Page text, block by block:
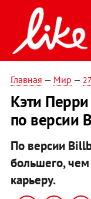
Главная — Мир —
Кэти
по версии
По версии
большего,
карьеру.